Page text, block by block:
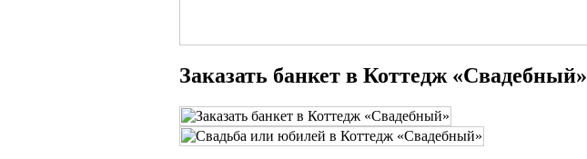
Заказать банкет в Коттедж «Свадебный»